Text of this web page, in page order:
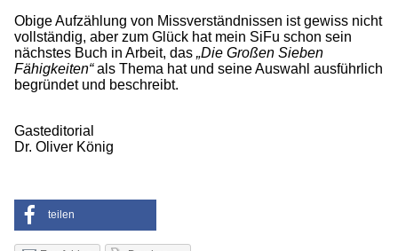
Obige Aufzählung von Missverständnissen ist gewiss nicht
vollständig, aber zum Glück hat mein SiFu schon sein
nächstes Buch in Arbeit, das „Die Großen Sieben
Fähigkeiten“als Thema hat und seine Auswahl ausführlich
begründet und beschreibt.
Gasteditorial
Dr. Oliver König
teilen